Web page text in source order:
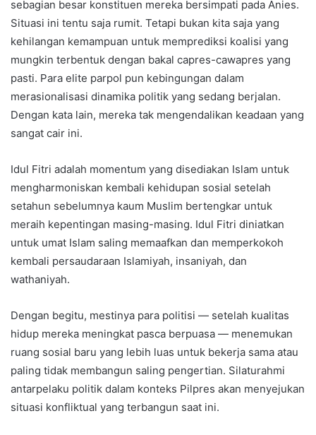
sebagian besar konstituen mereka bersimpati pada Anies.
Situasi ini tentu saja rumit. Tetapi bukan kita saja yang
kehilangan kemampuan untuk memprediksi koalisi yang
mungkin terbentuk dengan bakal capres-cawapres yang
pasti. Para elite parpol pun kebingungan dalam
merasionalisasi dinamika politik yang sedang berjalan.
Dengan kata lain, mereka tak mengendalikan keadaan yang
sangat cair ini.
Idul Fitri adalah momentum yang disediakan Islam untuk
mengharmoniskan kembali kehidupan sosial setelah
setahun sebelumnya kaum Muslim bertengkar untuk
meraih kepentingan masing-masing. Idul Fitri diniatkan
untuk umat Islam saling memaafkan dan memperkokoh
kembali persaudaraan Islamiyah, insaniyah, dan
wathaniyah.
Dengan begitu, mestinya para politisi — setelah kualitas
hidup mereka meningkat pasca berpuasa — menemukan
ruang sosial baru yang lebih luas untuk bekerja sama atau
paling tidak membangun saling pengertian. Silaturahmi
antarpelaku politik dalam konteks Pilpres akan menyejukan
situasi konfliktual yang terbangun saat ini.